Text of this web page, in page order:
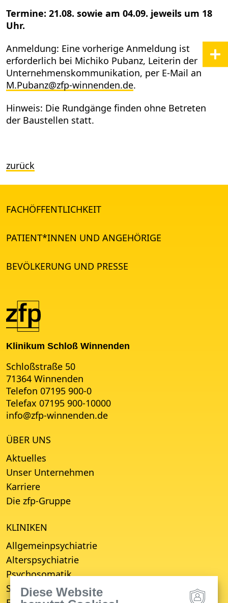
Termine: 21.08. sowie am 04.09. jeweils um 18
Uhr.
Anmeldung: Eine vorherige Anmeldung ist
erforderlich bei Michiko Pubanz, Leiterin der
Unternehmenskommunikation, per E-Mail an
M.Pubanz@zfp-winnenden.de.
Hinweis: Die Rundgänge finden ohne Betreten
der Baustellen statt.
zurück
FACHÖFFENTLICHKEIT
PATIENT*INNEN UND ANGEHÖRIGE
BEVÖLKERUNG UND PRESSE
Klinikum Schloß Winnenden
ÜBER UNS
Aktuelles
Unser Unternehmen
Karriere
Die zfp-Gruppe
KLINIKEN
Allgemeinpsychiatrie
Alterspsychiatrie
Psychosomatik
Suchttherapie
Schloßstraße 50
71364 Winnenden
Telefon 07195 900-0
Telefax 07195 900-10000
info@zfp-winnenden.de
Diese Website